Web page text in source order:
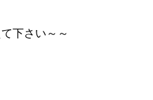
下さい～～